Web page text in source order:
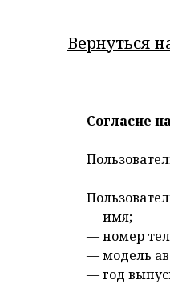
Согласие
— имя;
— номер
— модель
— год
Вернуться